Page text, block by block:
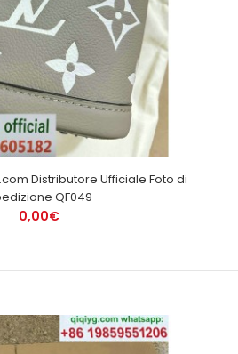
Distributore Ufficiale Foto di
QF049
0,00€